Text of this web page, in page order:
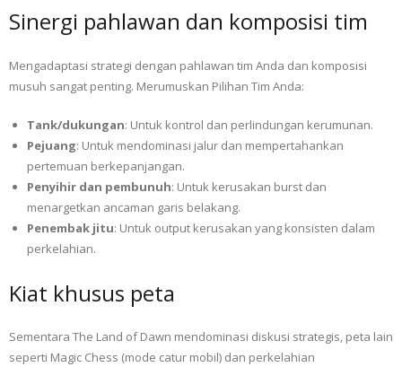
Sinergi pahlawan dan komposisi tim
Mengadaptasi strategi dengan pahlawan tim Anda dan komposisi
musuh sangat penting. Merumuskan Pilihan Tim Anda:
Tank/dukungan: Untuk kontrol dan perlindungan kerumunan.
Pejuang: Untuk mendominasi jalur dan mempertahankan
pertemuan berkepanjangan.
Penyihir dan pembunuh: Untuk kerusakan burst dan
menargetkan ancaman garis belakang.
Penembak jitu: Untuk output kerusakan yang konsisten dalam
perkelahian.
Kiat khusus peta
Sementara The Land of Dawn mendominasi diskusi strategis, peta lain
seperti Magic Chess (mode catur mobil) dan perkelahian